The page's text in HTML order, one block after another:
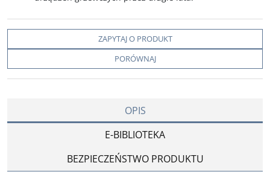
ZAPYTAJ O PRODUKT
PORÓWNAJ
OPIS
E-BIBLIOTEKA
BEZPIECZEŃSTWO PRODUKTU